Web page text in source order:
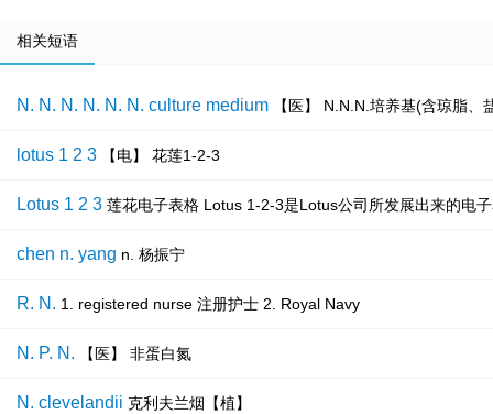
相关短语
N. N. N. N. N. N. culture medium 【医】 N.N.N.培养基(含琼脂
lotus 1 2 3 【电】 花莲1-2-3
Lotus 1 2 3 莲花电子表格 Lotus 1-2-3是Lotus公司所发展出来的电
chen n. yang n. 杨振宁
R. N. 1. registered nurse 注册护士 2. Royal Navy
N. P. N. 【医】 非蛋白氮
N. clevelandii 克利夫兰烟【植】